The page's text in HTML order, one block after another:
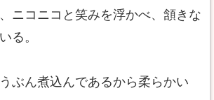
ニコニコと笑みを浮かべ、頷きな
る。
ぶん煮込んであるから柔らかい